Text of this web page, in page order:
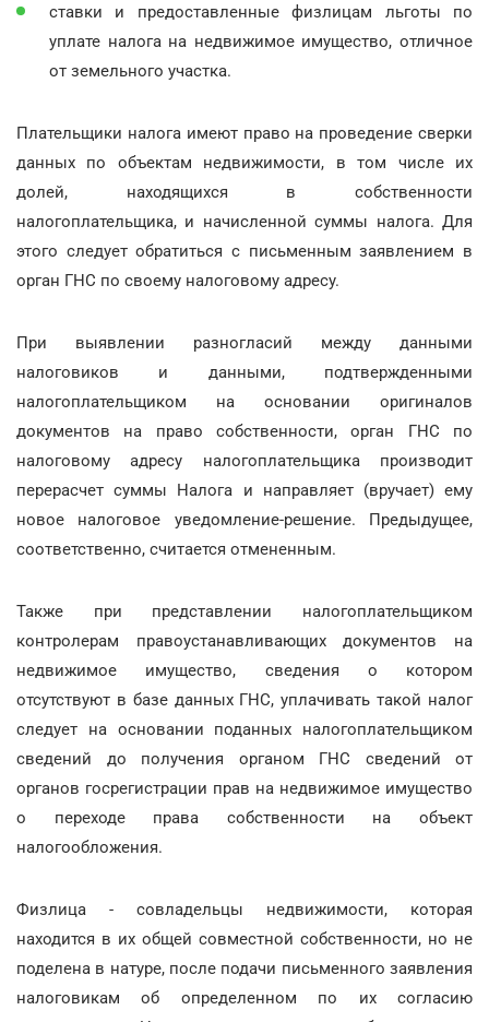
ставки и предоставленные физлицам льготы по
уплате налога на недвижимое имущество, отличное
от земельного участка.
Плательщики налога имеют право на проведение сверки
данных по объектам недвижимости, в том числе их
долей, находящихся в собственности
налогоплательщика, и начисленной суммы налога. Для
этого следует обратиться с письменным заявлением в
орган ГНС по своему налоговому адресу.
При выявлении разногласий между данными
налоговиков и данными, подтвержденными
налогоплательщиком на основании оригиналов
документов на право собственности, орган ГНС по
налоговому адресу налогоплательщика производит
перерасчет суммы Налога и направляет (вручает) ему
новое налоговое уведомление-решение. Предыдущее,
соответственно, считается отмененным.
Также при представлении налогоплательщиком
контролерам правоустанавливающих документов на
недвижимое имущество, сведения о котором
отсутствуют в базе данных ГНС, уплачивать такой налог
следует на основании поданных налогоплательщиком
сведений до получения органом ГНС сведений от
органов госрегистрации прав на недвижимое имущество
о переходе права собственности на объект
налогообложения.
Физлица - совладельцы недвижимости, которая
находится в их общей совместной собственности, но не
поделена в натуре, после подачи письменного заявления
налоговикам об определенном по их согласию